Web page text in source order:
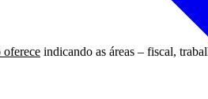
oferece indicando as áreas – fiscal,